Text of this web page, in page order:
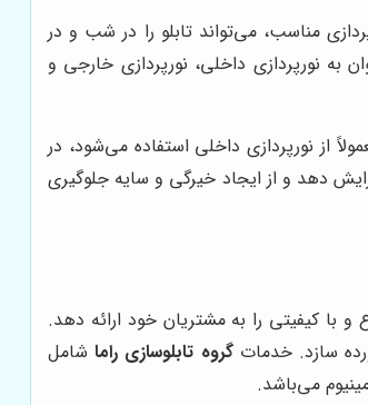
مناسب، می‌تواند تابلو را در شب و در
به نورپردازی داخلی، نورپردازی خارجی و
از نورپردازی داخلی استفاده می‌شود، در
دهد و از ایجاد خیرگی و سایه جلوگیری
کیفیتی را به مشتریان خود ارائه دهد.
سازد. خدماتگروه تابلوسازی راماشامل
می‌باشد.